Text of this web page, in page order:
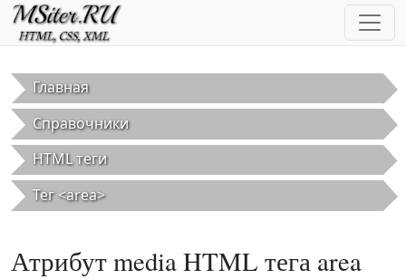
Перейти к основному содержанию
Главная
Справочники
HTML теги
Тег <area>
Атрибут media HTML тега area